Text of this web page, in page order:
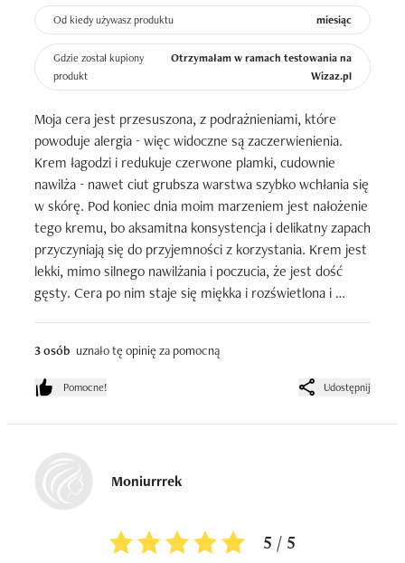
Od kiedy używasz produktu miesiąc
Gdzie został kupiony
produkt
Otrzymałam w ramach testowania na
Wizaz.pl
Moja cera jest przesuszona, z podrażnieniami, które
powoduje alergia - więc widoczne są zaczerwienienia.
Krem łagodzi i redukuje czerwone plamki, cudownie
nawilża - nawet ciut grubsza warstwa szybko wchłania się
w skórę. Pod koniec dnia moim marzeniem jest nałożenie
tego kremu, bo aksamitna konsystencja i delikatny zapach
przyczyniają się do przyjemności z korzystania. Krem jest
lekki, mimo silnego nawilżania i poczucia, że jest dość
gęsty. Cera po nim staje się miękka i rozświetlona i
przetłuszczania się strefy T. Zapakowany jest
estetycznie, w pudełeczko z pompką, więc również
bardzo higienicznie.
3 osób uznało tę opinię za pomocną
Pomocne! Udostępnij
Moniurrrek
5 / 5